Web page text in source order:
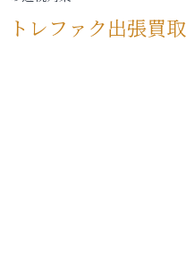
トレファク出張買取